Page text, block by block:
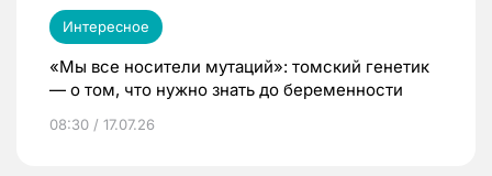
Интересное
«Мы все носители мутаций»: томский генетик
— о том, что нужно знать до беременности
08:30 / 17.07.26